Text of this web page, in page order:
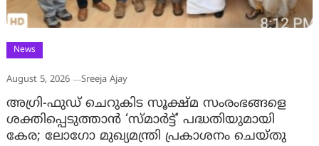
News
August 5, 2026 Sreeja Ajay
അഗ്രി-ഫുഡ് ചെറുകിട സൂക്ഷ്മ സംരംഭങ്ങളെ
ശക്തിപ്പെടുത്താന്‍ ‘സ്മാര്‍ട്ട്’ പദ്ധതിയുമായി
കേര; ലോഗോ മുഖ്യമന്ത്രി പ്രകാശനം ചെയ്തു